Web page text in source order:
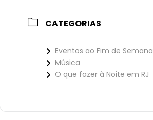
CATEGORIAS
Eventos ao Fim de Semana
Música
O que fazer à Noite em RJ